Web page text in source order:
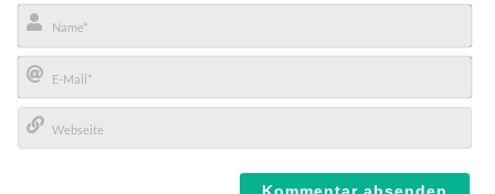
Name*
E-
Mail*